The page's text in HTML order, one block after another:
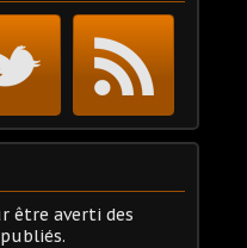
être averti des